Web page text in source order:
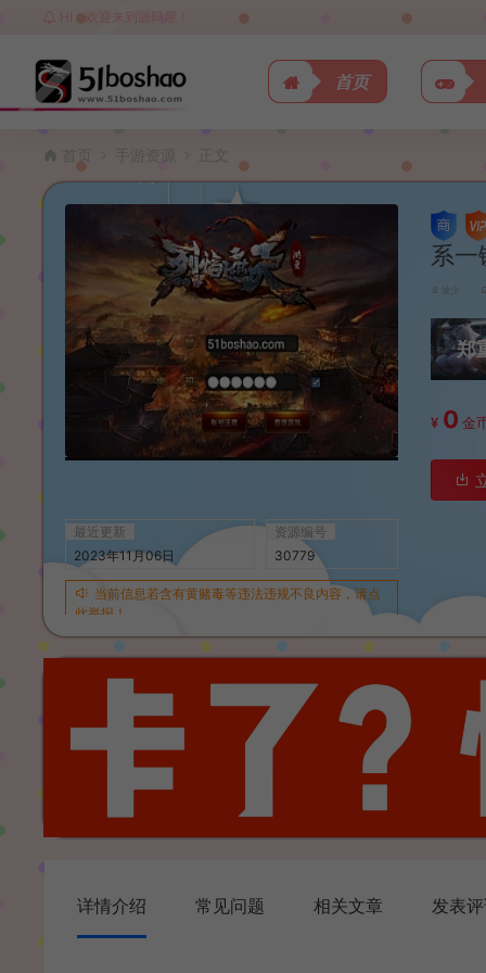
HI，欢迎来到源码屋！
首页
首页 手游资源 正文
最近更新
2023年11月06日
资源编号
30779
当前信息若含有黄赌毒等违法违规不良内容，请点
此举报！
系
波少
郑
¥ 0 金
详情介绍 常见问题 相关文章 发表